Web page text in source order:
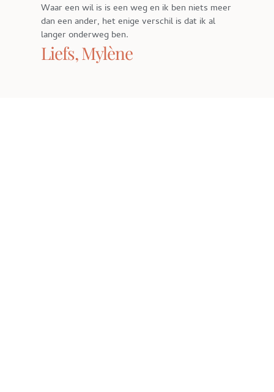
Waar een wil is is een weg en ik ben niets meer
dan een ander, het enige verschil is dat ik al
langer onderweg ben.
Liefs, Mylène